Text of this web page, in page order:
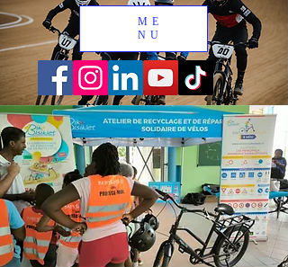
ME
NU